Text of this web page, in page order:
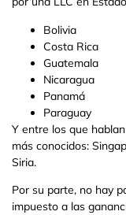
Bolivia
Costa Rica
Guatemala
Nicaragua
Panamá
Paraguay
Y entre los que
más conocidos:
Siria.
Por su parte, no hay
impuesto a las